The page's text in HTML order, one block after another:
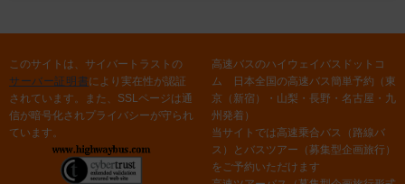
このサイトは、サイバートラストの
サーバー証明書により実在性が認証
されています。また、SSLページは通
信が暗号化されプライバシーが守られ
ています。
高速バスのハイウェイバスドットコ
ム 日本全国の高速バス簡単予約（東
京（新宿）・山梨・長野・名古屋・九
州発着）
当サイトでは高速乗合バス（路線バ
ス）とバスツアー（募集型企画旅行）
をご予約いただけます